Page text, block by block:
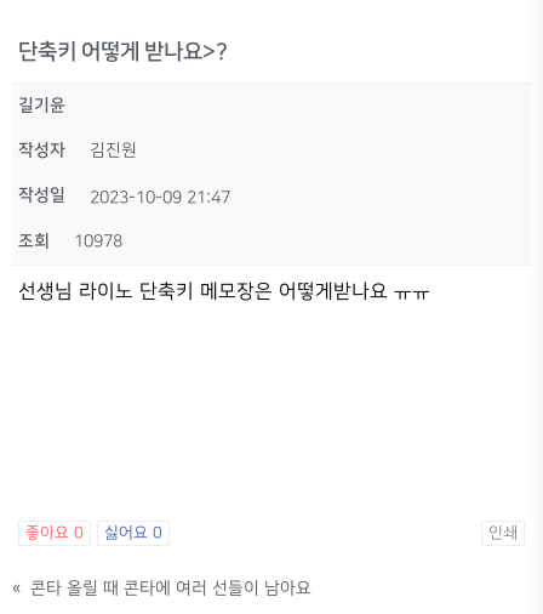
단축키 어떻게 받나요>?
길기윤
작성자 김진원
작성일 2023-10-09 21:47
조회 10978
선생님 라이노 단축키 메모장은 어떻게받나요 ㅠㅠ
좋아요 0 싫어요 0 인쇄
« 콘타 올릴 때 콘타에 여러 선들이 남아요